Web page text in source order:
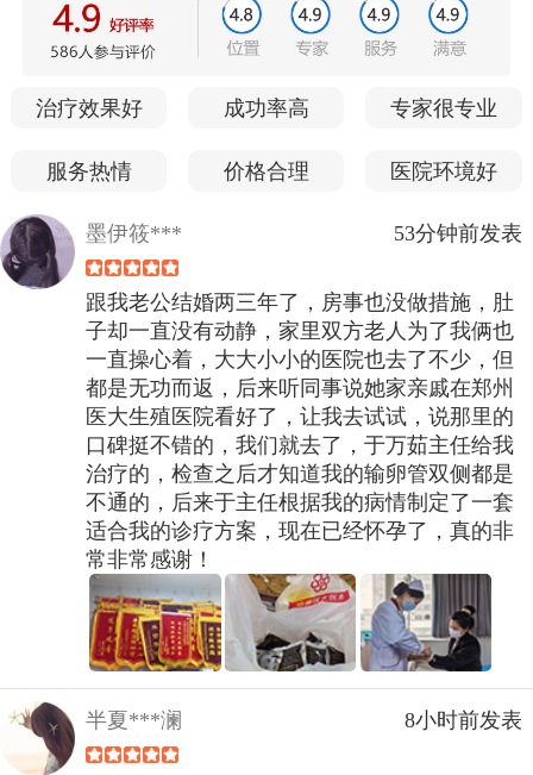
治疗效果好 成功率高 专家很专业
服务热情 价格合理 医院环境好
墨伊筱*** 53分钟前发表
跟我老公结婚两三年了，房事也没做措施，肚
子却一直没有动静，家里双方老人为了我俩也
一直操心着，大大小小的医院也去了不少，但
都是无功而返，后来听同事说她家亲戚在郑州
医大生殖医院看好了，让我去试试，说那里的
口碑挺不错的，我们就去了，于万茹主任给我
治疗的，检查之后才知道我的输卵管双侧都是
不通的，后来于主任根据我的病情制定了一套
适合我的诊疗方案，现在已经怀孕了，真的非
常非常感谢！
半夏***澜 8小时前发表